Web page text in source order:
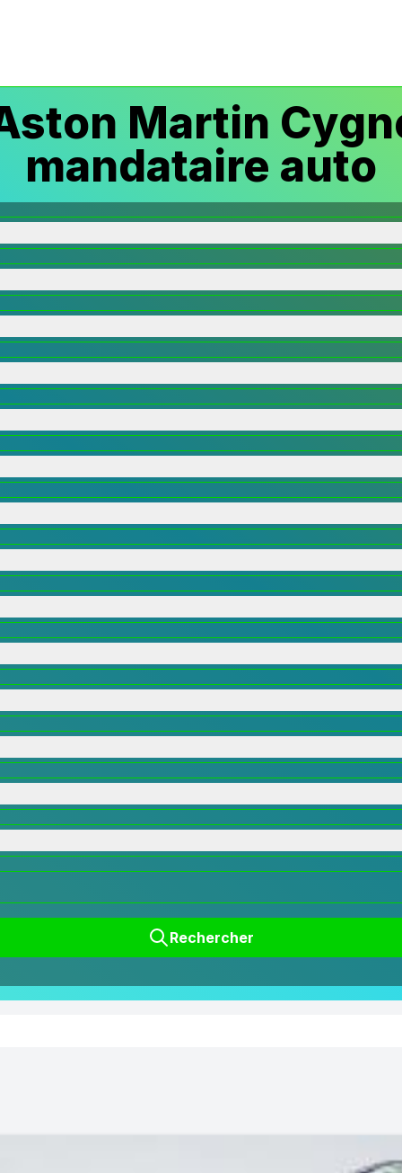
Martin
mandataire auto
Rechercher